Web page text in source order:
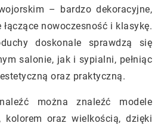
– bardzo dekoracyjne,
nowoczesność i klasykę.
doskonale sprawdzą się
salonie, jak i sypialni, pełniąc
oraz praktyczną.
można znaleźć modele
kolorem oraz wielkością, dzięki